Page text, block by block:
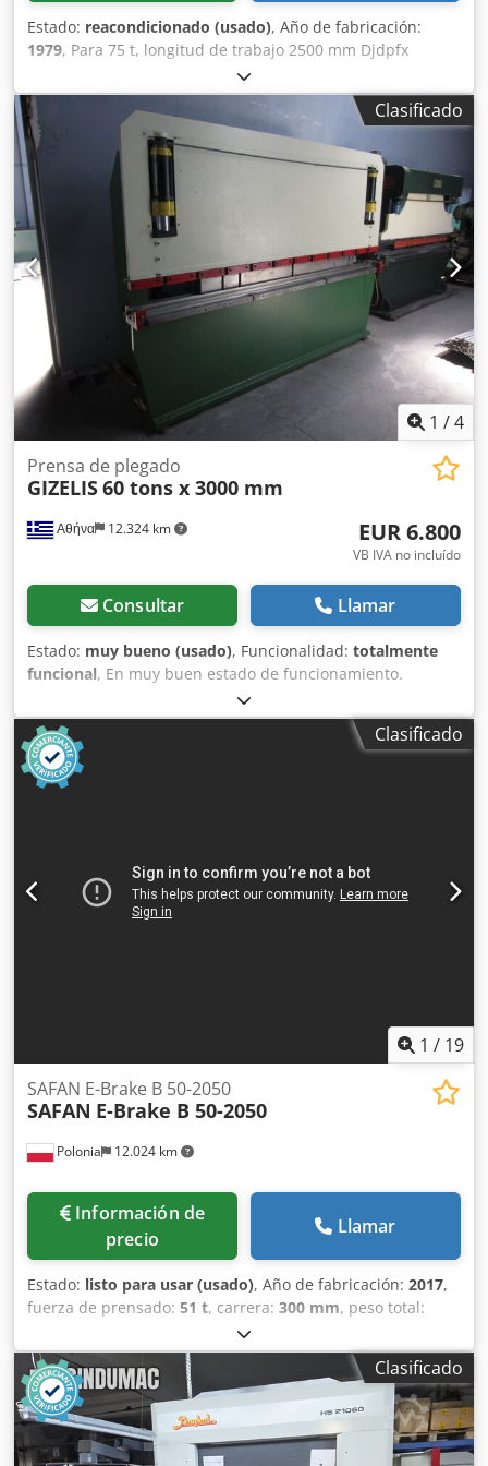
Estado: reacondicionado (usado), Año de fabricación:
1979, Para 75 t, longitud de trabajo 2500 mm Djdpfx
Clasificado
1 /4
Αθήνα 12.324 km
Prensa de plegado
GIZELIS60 tons x 3000 mm
EUR 6.800
VB IVA no incluído
Consultar Llamar
Estado: muy bueno (usado), Funcionalidad: totalmente
funcional, En muy buen estado de funcionamiento.
Dwjdpfsim Si Rjx Aa Doa Se puede poner en marcha para
su inspección.
Clasificado
1 / 19
Polonia 12.024 km
SAFAN E-Brake B 50-2050
SAFAN E-Brake B 50-2050
Información de
precio
Llamar
Estado: listo para usar (usado), Año de fabricación: 2017,
fuerza de prensado: 51 t, carrera: 300 mm, peso total:
, Esta plegadora SAFAN E-Brake
B 50-2050, totalmente eléctrica, se fabricó en 2017. Cuenta
con una fuerza de presión máxima de 500 kN y una
longitud de plegado de 2050 mm. La máquina incluye un
tope trasero programable con una carrera máxima de 550
mm y un peso robusto de 4750 kg. Si busca capacidades
Clasificado